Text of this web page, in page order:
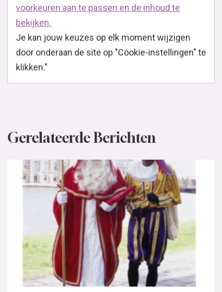
voorkeuren aan te passen en de inhoud te
bekijken.
Je kan jouw keuzes op elk moment wijzigen
door onderaan de site op "Cookie-instellingen" te
klikken."
Gerelateerde Berichten